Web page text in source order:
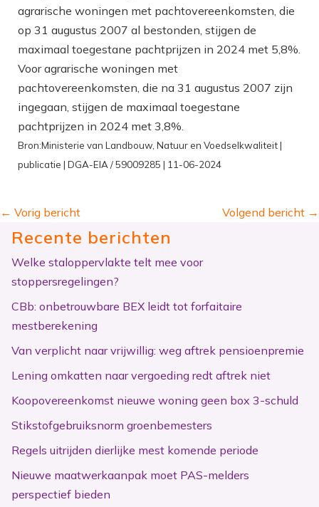
agrarische woningen met pachtovereenkomsten, die
op 31 augustus 2007 al bestonden, stijgen de
maximaal toegestane pachtprijzen in 2024 met 5,8%.
Voor agrarische woningen met
pachtovereenkomsten, die na 31 augustus 2007 zijn
ingegaan, stijgen de maximaal toegestane
pachtprijzen in 2024 met 3,8%.
Bron:Ministerie van Landbouw, Natuur en Voedselkwaliteit |
publicatie | DGA-EIA / 59009285 | 11-06-2024
← Vorig bericht Volgend bericht →
Recente berichten
Welke staloppervlakte telt mee voor
stoppersregelingen?
CBb: onbetrouwbare BEX leidt tot forfaitaire
mestberekening
Van verplicht naar vrijwillig: weg aftrek pensioenpremie
Lening omkatten naar vergoeding redt aftrek niet
Koopovereenkomst nieuwe woning geen box 3-schuld
Stikstofgebruiksnorm groenbemesters
Regels uitrijden dierlijke mest komende periode
Nieuwe maatwerkaanpak moet PAS-melders
perspectief bieden